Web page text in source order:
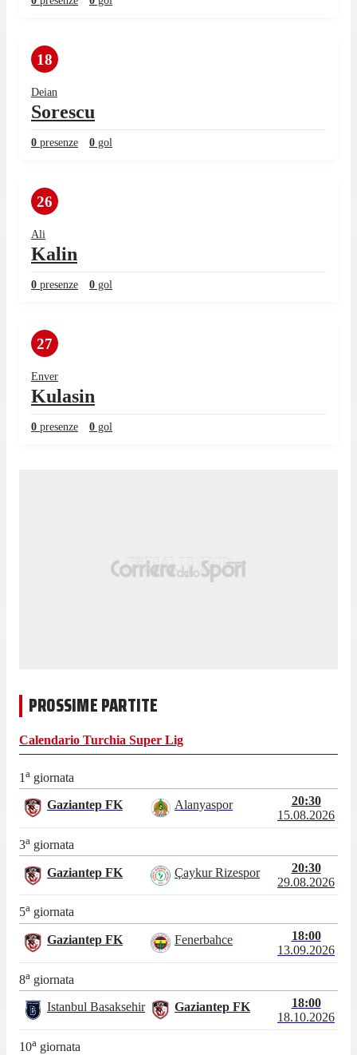
18
Deian
Sorescu
0 presenze 0 gol
26
Ali
Kalin
0 presenze 0 gol
27
Enver
Kulasin
0 presenze 0 gol
PROSSIME PARTITE
Calendario Turchia Super Lig
1 a giornata
Gaziantep FK Alanyaspor
20:30
15.08.2026
3a giornata
Gaziantep FK Çaykur Rizespor
20:30
29.08.2026
5a giornata
Gaziantep FK Fenerbahce
18:00
13.09.2026
8a giornata
Istanbul Basaksehir Gaziantep FK
18:00
18.10.2026
10a giornata